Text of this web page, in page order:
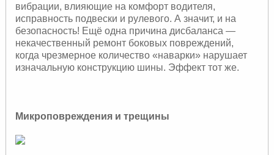
вибрации, влияющие на комфорт водителя,
исправность подвески и рулевого. А значит, и на
безопасность! Ещё одна причина дисбаланса —
некачественный ремонт боковых повреждений,
когда чрезмерное количество «наварки» нарушает
изначальную конструкцию шины. Эффект тот же.
Микроповреждения и трещины